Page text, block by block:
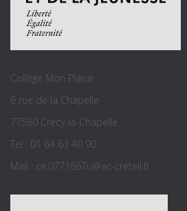
Collège Mon Plaisir
6 rue de la Chapelle
77580 Crécy-la-Chapelle
Tel : 01 64 63 40 90
Mail : ce.0771667u@ac-creteil.fr